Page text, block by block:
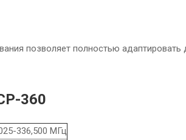
позволяет полностью
360
336,500 МГц